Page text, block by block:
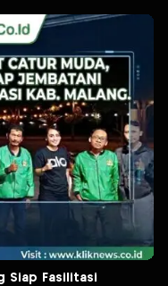
Siap Fasilitasi